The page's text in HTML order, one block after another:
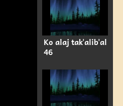
Ko alaj tak'alib'al
46